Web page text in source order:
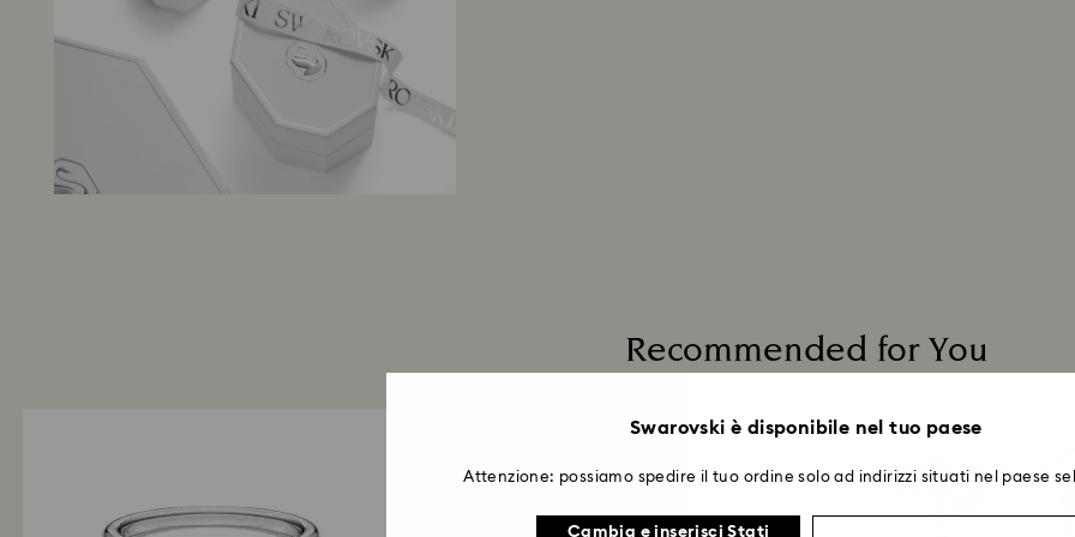
Recommended for You
Swarovski è disponibile nel tuo paese
Attenzione: possiamo spedire il tuo ordine solo ad indirizzi situati nel paese
Cambia e inserisci Stati